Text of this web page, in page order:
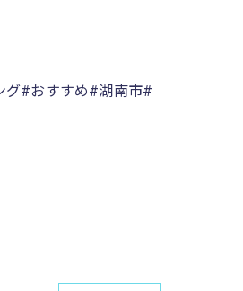
グ#おすすめ#湖南市#